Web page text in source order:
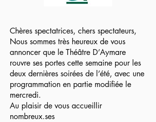
Chères spectatrices, chers spectateurs,
Nous sommes très heureux de vous
annoncer que le Théâtre D’Aymare
rouvre ses portes cette semaine pour les
deux dernières soirées de l’été, avec une
programmation en partie modifiée le
mercredi.
Au plaisir de vous accueillir
nombreux.ses